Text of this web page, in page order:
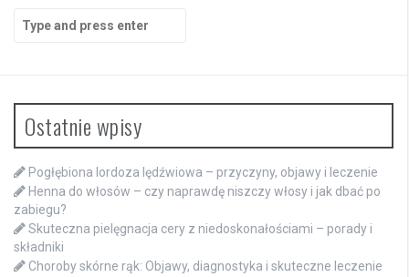
Search
for:
Ostatnie wpisy
Pogłębiona lordoza lędźwiowa – przyczyny, objawy i leczenie
Henna do włosów – czy naprawdę niszczy włosy i jak dbać po
zabiegu?
Skuteczna pielęgnacja cery z niedoskonałościami – porady i
składniki
Choroby skórne rąk: Objawy, diagnostyka i skuteczne leczenie